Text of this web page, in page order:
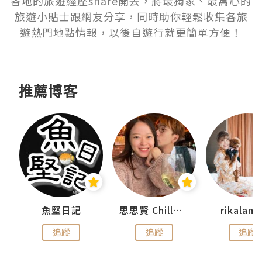
旅遊小貼士跟網友分享，同時助你輕鬆收集各旅
遊熱門地點情報，以後自遊行就更簡單方便！
推薦博客
魚堅日記
追蹤
思思賢 ChillMyBabe
追蹤 追蹤